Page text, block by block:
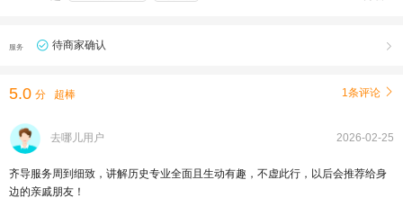
服务 待商家确认 
5.0 分 超棒 1条评论 
去哪儿用户 2026-02-25
齐导服务周到细致，讲解历史专业全面且生动有趣，不虚此行，以后会推荐给身
边的亲戚朋友！